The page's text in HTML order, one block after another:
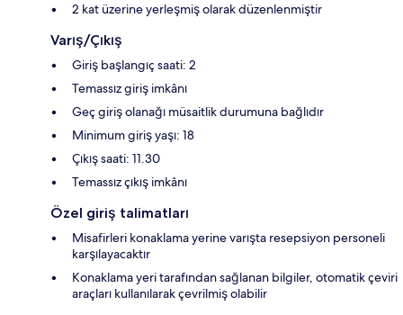
2 kat üzerine yerleşmiş olarak düzenlenmiştir
Varış/Çıkış
Giriş başlangıç saati: 2
Temassız giriş imkânı
Geç giriş olanağı müsaitlik durumuna bağlıdır
Minimum giriş yaşı: 18
Çıkış saati: 11.30
Temassız çıkış imkânı
Özel giriş talimatları
Misafirleri konaklama yerine varışta resepsiyon personeli
karşılayacaktır
Konaklama yeri tarafından sağlanan bilgiler, otomatik çeviri
araçları kullanılarak çevrilmiş olabilir